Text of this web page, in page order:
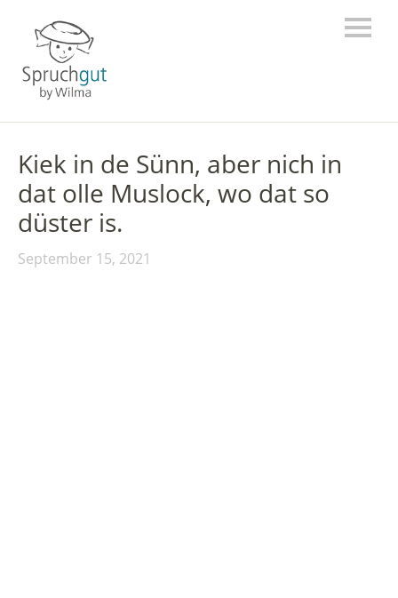
Kiek in de Sünn, aber nich in
dat olle Muslock, wo dat so
düster is.
September 15, 2021